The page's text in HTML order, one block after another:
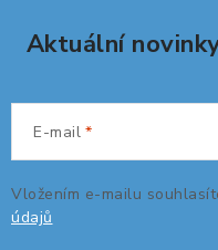
Aktuální
E-mail
Vložením e-mailu
údajů